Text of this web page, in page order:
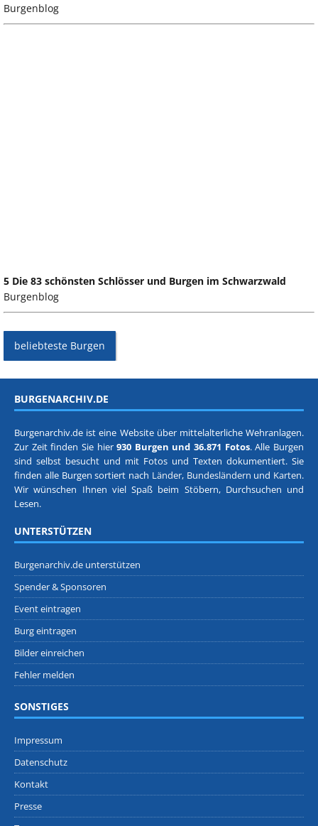
Burgenblog
5 Die 83 schönsten Schlösser und Burgen im Schwarzwald
Burgenblog
beliebteste Burgen
BURGENARCHIV.DE
Burgenarchiv.de ist eine Website über mittelalterliche Wehranlagen.
Zur Zeit finden Sie hier930 Burgen und 36.871 Fotos. Alle Burgen
sind selbst besucht und mit Fotos und Texten dokumentiert. Sie
finden alle Burgen sortiert nach Länder, Bundesländern und Karten.
Wir wünschen Ihnen viel Spaß beim Stöbern, Durchsuchen und
Lesen.
UNTERSTÜTZEN
Burgenarchiv.de unterstützen
Spender & Sponsoren
Event eintragen
Burg eintragen
Bilder einreichen
Fehler melden
SONSTIGES
Impressum
Datenschutz
Kontakt
Presse